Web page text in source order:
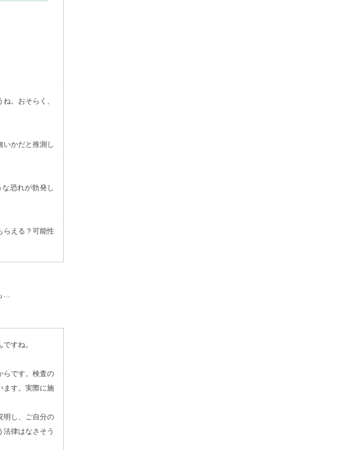
。おそらく、
いかだと推測し
恐れが勃発し
らえる？可能性
…
すね。
らです。検査の
ます。実際に施
明し、ご自分の
律はなさそう